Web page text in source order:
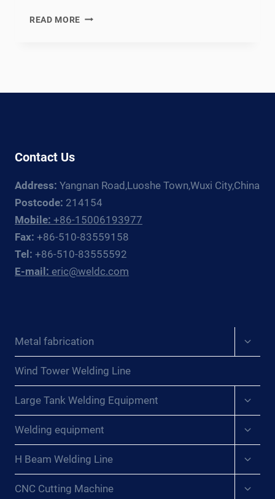
ะบวนการทา
งอุ
รียวลม
{:}{:
VI}TỐI ĐA
HÓ
I TR
A MÁ
N QU
ẢN QU
ÌNH CÔ
READ MORE {:EN}THE
{:ES}EL
ARTE
DE
ROTADORES:
MEJORA
DE
PRECISIÓN
EN
LOS
PROCESOS
DE
{:DE}DIE
ROTATOREN
SCHWEISSEN: E
Contact Us
Address: Yangnan Road,Luoshe Town,Wuxi City,China
Postcode: 214154
Mobile: +86-15006193977
Fax: +86-510-83559158
Tel: +86-510-83555592
E-mail: eric@weldc.com
Metal fabrication
Wind Tower Welding Line
Large Tank Welding Equipment
Welding equipment
H Beam Welding Line
CNC Cutting Machine